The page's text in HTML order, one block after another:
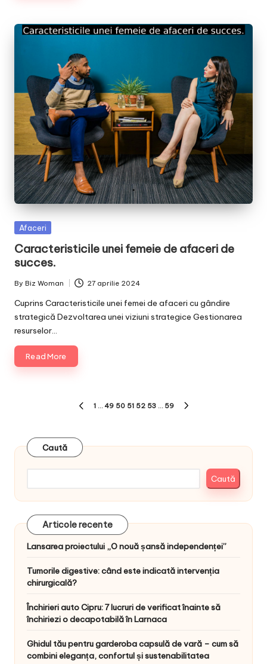
Posted
Afaceri
Caracteristicile unei femeie de afaceri de
succes.
Posted
by
By Biz Woman 27 aprilie 2024
Cuprins Caracteristicile unei femei de afaceri cu gândire
strategică Dezvoltarea unei viziuni strategice Gestionarea
resurselor…
Read More
PaginațiePREVIOUS
1 … 49 50 51 52 53 … 59
Caută
Caută
Articole recente
Lansarea proiectului „O nouă șansă independenței”
Tumorile digestive: când este indicată intervenția
chirurgicală?
Închirieri auto Cipru: 7 lucruri de verificat înainte să
închiriezi o decapotabilă în Larnaca
Ghidul tău pentru garderoba capsulă de vară – cum să
combini eleganța, confortul și sustenabilitatea